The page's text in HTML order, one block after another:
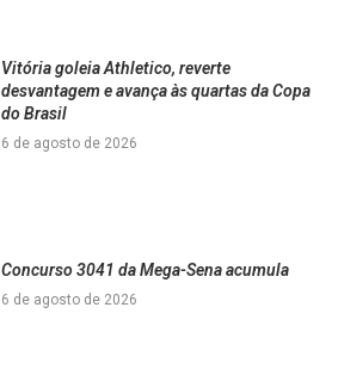
Vitória goleia Athletico, reverte
desvantagem e avança às quartas da Copa
do Brasil
6 de agosto de 2026
Concurso 3041 da Mega-Sena acumula
6 de agosto de 2026